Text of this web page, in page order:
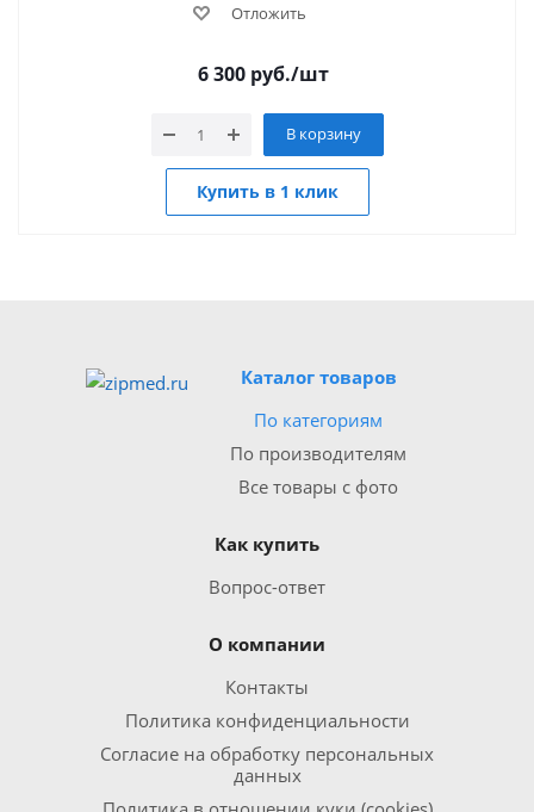
Отложить
6 300руб./шт
В корзину
Купить в 1 клик
Каталог товаров
По категориям
По производителям
Все товары с фото
Как купить
Вопрос-ответ
О компании
Контакты
Политика конфиденциальности
Согласие на обработку персональных
данных